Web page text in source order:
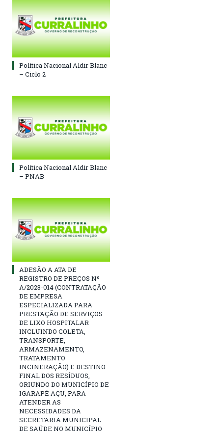
Política Nacional Aldir Blanc
– Ciclo 2
Política Nacional Aldir Blanc
– PNAB
ADESÃO A ATA DE
REGISTRO DE PREÇOS Nº
A/2023-014 (CONTRATAÇÃO
DE EMPRESA
ESPECIALIZADA PARA
PRESTAÇÃO DE SERVIÇOS
DE LIXO HOSPITALAR
INCLUINDO COLETA,
TRANSPORTE,
ARMAZENAMENTO,
TRATAMENTO
INCINERAÇÃO) E DESTINO
FINAL DOS RESÍDUOS,
ORIUNDO DO MUNICÍPIO DE
IGARAPÉ AÇU, PARA
ATENDER AS
NECESSIDADES DA
SECRETARIA MUNICIPAL
DE SAÚDE NO MUNICÍPIO